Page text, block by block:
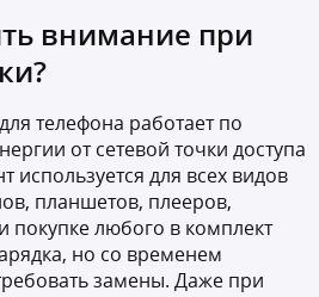
внимание при
телефона работает по
от сетевой точки доступа
используется для всех видов
планшетов, плееров,
покупке любого в комплект
но со временем
замены. Даже при